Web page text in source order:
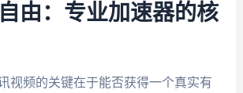
由：专业加速器的核
视频的关键在于能否获得一个真实有